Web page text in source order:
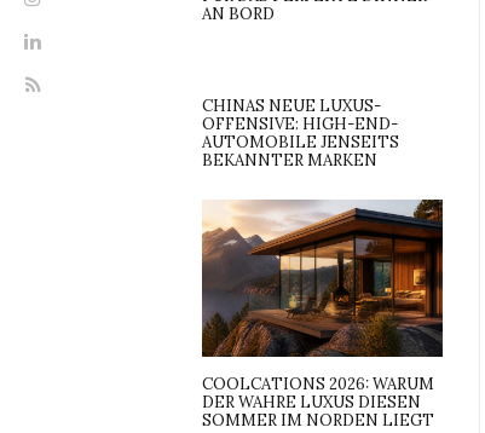
AN BORD
CHINAS NEUE LUXUS-
OFFENSIVE: HIGH-END-
AUTOMOBILE JENSEITS
BEKANNTER MARKEN
COOLCATIONS 2026: WARUM
DER WAHRE LUXUS DIESEN
SOMMER IM NORDEN LIEGT